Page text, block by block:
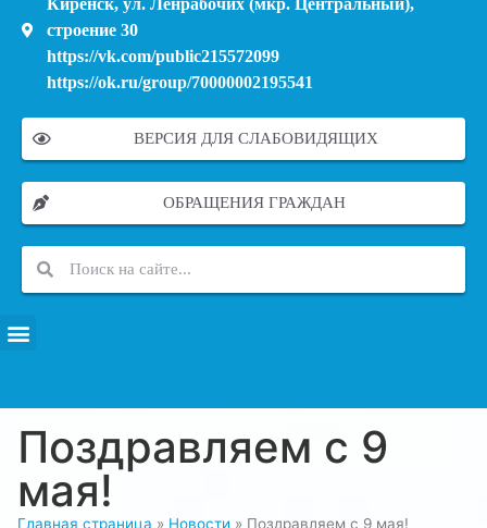
Киренск, ул. Ленрабочих (мкр. Центральный),
строение 30
https://vk.com/public215572099
https://ok.ru/group/70000002195541
ВЕРСИЯ ДЛЯ СЛАБОВИДЯЩИХ
ОБРАЩЕНИЯ ГРАЖДАН
Поздравляем с 9
мая!
Главная страница » Новости » Поздравляем с 9 мая!